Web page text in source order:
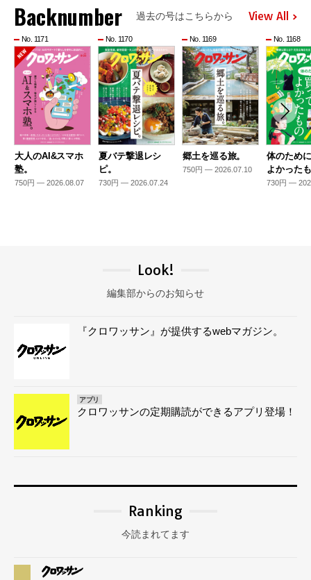
Backnumber 過去の号はこちらから View All
No. 1171
大人のAI&スマホ
塾。
750円 — 2026.08.07
No. 1170
夏バテ撃退レシ
ピ。
730円 — 2026.07.24
No. 1169
郷土を巡る旅。
750円 — 2026.07.10
No. 1168
体のため
よかった
730円 —
Look!
編集部からのお知らせ
『クロワッサン』が提供するwebマガジン。
アプリ
クロワッサンの定期購読ができるアプリ登場！
Ranking
今読まれてます